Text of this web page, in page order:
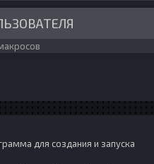
для создания и запуска